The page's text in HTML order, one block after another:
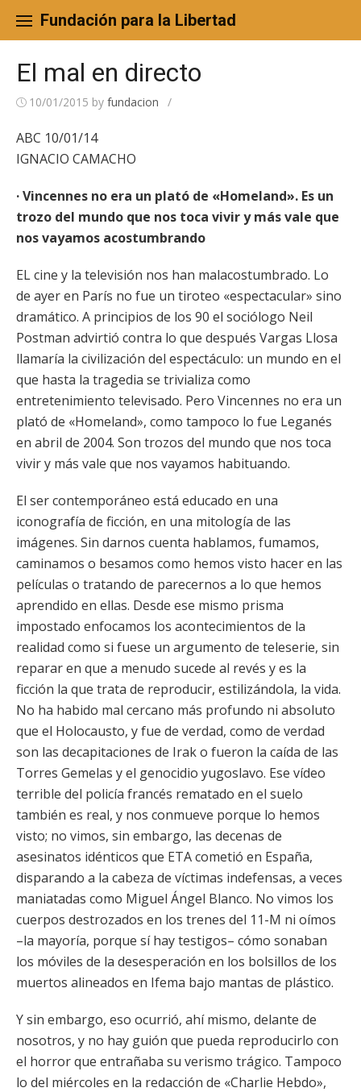
content
Fundación para la Libertad
El mal en directo
10/01/2015 by fundacion /
ABC 10/01/14
IGNACIO CAMACHO
· Vincennes no era un plató de «Homeland». Es un
trozo del mundo que nos toca vivir y más vale que
nos vayamos acostumbrando
EL cine y la televisión nos han malacostumbrado. Lo
de ayer en París no fue un tiroteo «espectacular» sino
dramático. A principios de los 90 el sociólogo Neil
Postman advirtió contra lo que después Vargas Llosa
llamaría la civilización del espectáculo: un mundo en el
que hasta la tragedia se trivializa como
entretenimiento televisado. Pero Vincennes no era un
plató de «Homeland», como tampoco lo fue Leganés
en abril de 2004. Son trozos del mundo que nos toca
vivir y más vale que nos vayamos habituando.
El ser contemporáneo está educado en una
iconografía de ficción, en una mitología de las
imágenes. Sin darnos cuenta hablamos, fumamos,
caminamos o besamos como hemos visto hacer en las
películas o tratando de parecernos a lo que hemos
aprendido en ellas. Desde ese mismo prisma
impostado enfocamos los acontecimientos de la
realidad como si fuese un argumento de teleserie, sin
reparar en que a menudo sucede al revés y es la
ficción la que trata de reproducir, estilizándola, la vida.
No ha habido mal cercano más profundo ni absoluto
que el Holocausto, y fue de verdad, como de verdad
son las decapitaciones de Irak o fueron la caída de las
Torres Gemelas y el genocidio yugoslavo. Ese vídeo
terrible del policía francés rematado en el suelo
también es real, y nos conmueve porque lo hemos
visto; no vimos, sin embargo, las decenas de
asesinatos idénticos que ETA cometió en España,
disparando a la cabeza de víctimas indefensas, a veces
maniatadas como Miguel Ángel Blanco. No vimos los
cuerpos destrozados en los trenes del 11-M ni oímos
–la mayoría, porque sí hay testigos– cómo sonaban
los móviles de la desesperación en los bolsillos de los
muertos alineados en Ifema bajo mantas de plástico.
Y sin embargo, eso ocurrió, ahí mismo, delante de
nosotros, y no hay guión que pueda reproducirlo con
el horror que entrañaba su verismo trágico. Tampoco
lo del miércoles en la redacción de «Charlie Hebdo»,